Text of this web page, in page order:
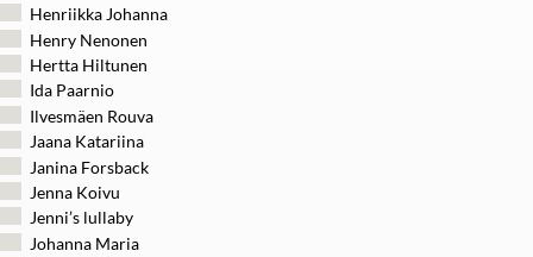
Henriikka Johanna
Henry Nenonen
Hertta Hiltunen
Ida Paarnio
Ilvesmäen Rouva
Jaana Katariina
Janina Forsback
Jenna Koivu
Jenni’s lullaby
Johanna Maria